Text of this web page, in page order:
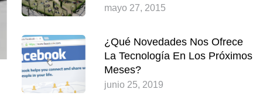
mayo 27, 2015
¿Qué Novedades Nos Ofrece
La Tecnología En Los Próximos
Meses?
junio 25, 2019